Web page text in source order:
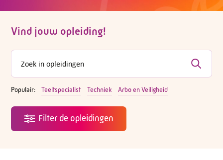
Vind jouw opleiding!
Populair: Teeltspecialist Techniek Arbo en Veiligheid